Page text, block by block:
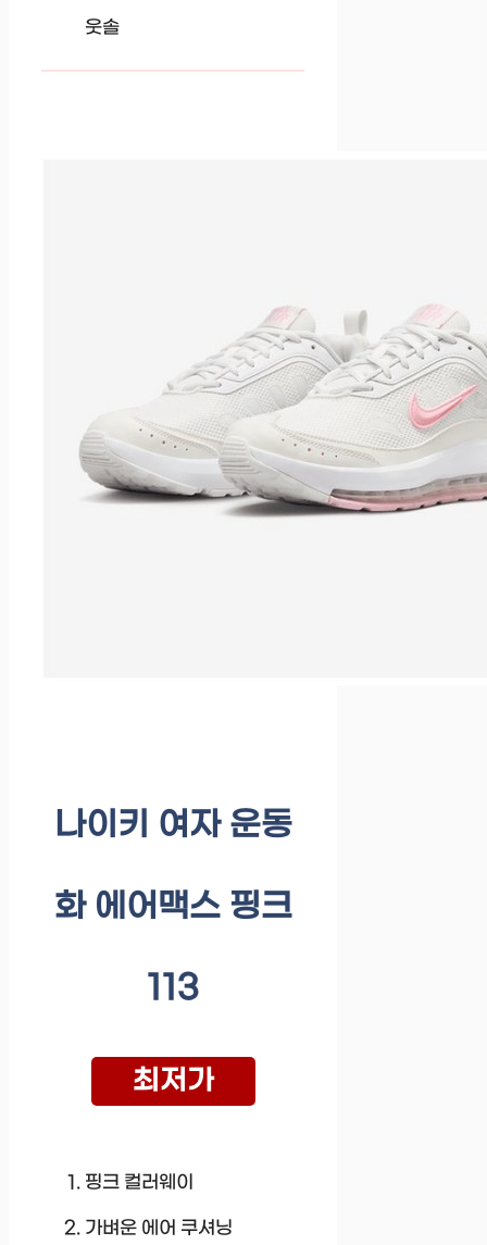
웃솔
나이키 여자 운동
화 에어맥스 핑크
113
최저가
핑크 컬러웨이
가벼운 에어 쿠셔닝